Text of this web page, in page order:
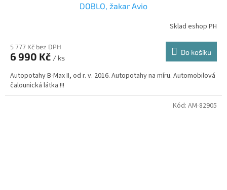
DOBLO, žakar Avio
Sklad eshop PH
5 777 Kč bez DPH
6 990 Kč / ks
Do košíku
Autopotahy B-Max II, od r. v. 2016. Autopotahy na míru. Automobilová
čalounická látka !!!
Kód: AM-82905